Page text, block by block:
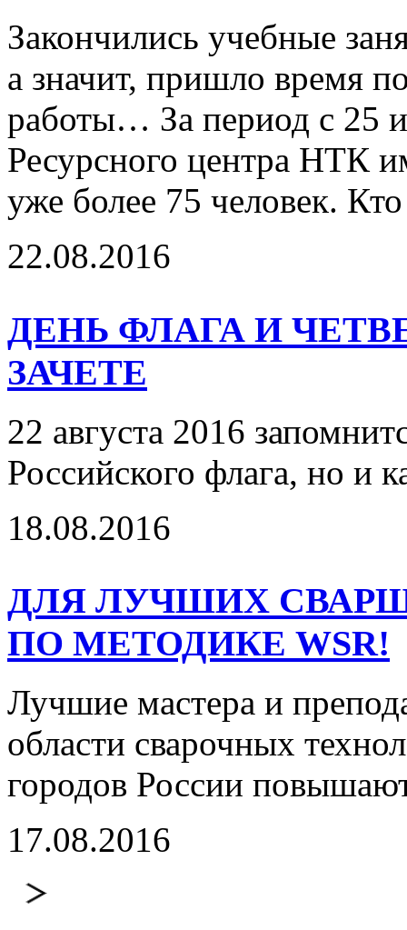
Закончились учебные
а значит, пришло время
работы… За период с 25
Ресурсного центра НТК
уже более 75 человек.
22.08.2016
ДЕНЬ ФЛАГА И
ЗАЧЕТЕ
22 августа 2016
Российского флага, но
18.08.2016
ДЛЯ ЛУЧШИХ
ПО МЕТОДИКЕ WSR!
Лучшие мастера и
области сварочных
городов России
17.08.2016